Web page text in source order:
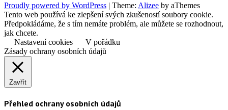
Proudly powered by WordPress | Theme: Alizee by aThemes
Tento web používá ke zlepšení svých zkušeností soubory cookie.
Předpokládáme, že s tím nemáte problém, ale můžete se rozhodnout,
jak chcete.
Nastavení cookies
V pořádku
Zásady ochrany osobních údajů
Zavřít
Přehled ochrany osobních údajů